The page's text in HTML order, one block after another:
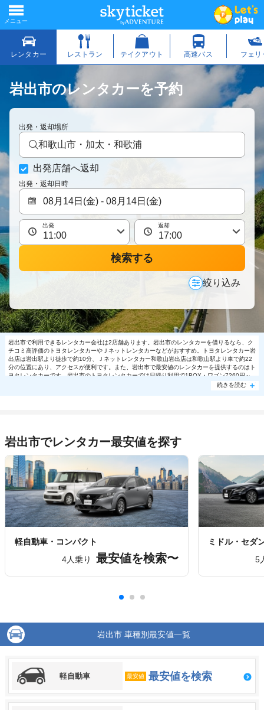
岩出市のレンタカーを予約
出発・返却場所
和歌山市・加太・和歌浦
出発店舗へ返却
出発・返却日時
出発 返却
検索する
絞り込み
岩出市で利用できるレンタカー会社は2店舗あります。岩出市のレンタカーを借りるなら、ク
チコミ高評価のトヨタレンタカーやＪネットレンタカーなどがおすすめ。トヨタレンタカー岩
出店は岩出駅より徒歩で約10分、Ｊネットレンタカー和歌山岩出店は和歌山駅より車で約22
分の位置にあり、アクセスが便利です。また、岩出市で最安値のレンタカーを提供するのはト
ヨタレンタカーです。岩出市のトヨタレンタカーでは日帰り利用で1BOX・ワゴン7260円～
の格安で利用できます。岩出市で大人気の格安レンタカーは売り切れる場合もありますので、
続きを読む
岩出市でレンタカー最安値を探す
軽自動車・コンパクト
4人乗り
最安値を検索〜
ミドル・セダ
5
岩出市 車種別最安値一覧
軽自動車 最安値 最安値を検索